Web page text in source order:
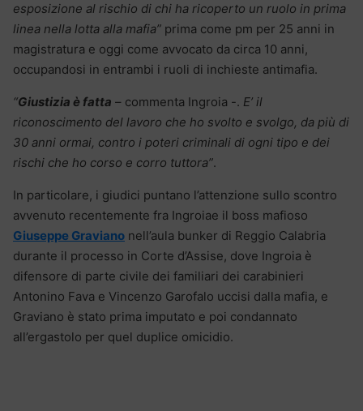
esposizione al rischio di chi ha ricoperto un ruolo in prima
linea nella lotta alla mafia” prima come pm per 25 anni in
magistratura e oggi come avvocato da circa 10 anni,
occupandosi in entrambi i ruoli di inchieste antimafia.
“Giustizia è fatta – commenta Ingroia -. E’ il
riconoscimento del lavoro che ho svolto e svolgo, da più di
30 anni ormai, contro i poteri criminali di ogni tipo e dei
rischi che ho corso e corro tuttora”.
In particolare, i giudici puntano l’attenzione sullo scontro
avvenuto recentemente fra Ingroiae il boss mafioso
Giuseppe Graviano nell’aula bunker di Reggio Calabria
durante il processo in Corte d’Assise, dove Ingroia è
difensore di parte civile dei familiari dei carabinieri
Antonino Fava e Vincenzo Garofalo uccisi dalla mafia, e
Graviano è stato prima imputato e poi condannato
all’ergastolo per quel duplice omicidio.